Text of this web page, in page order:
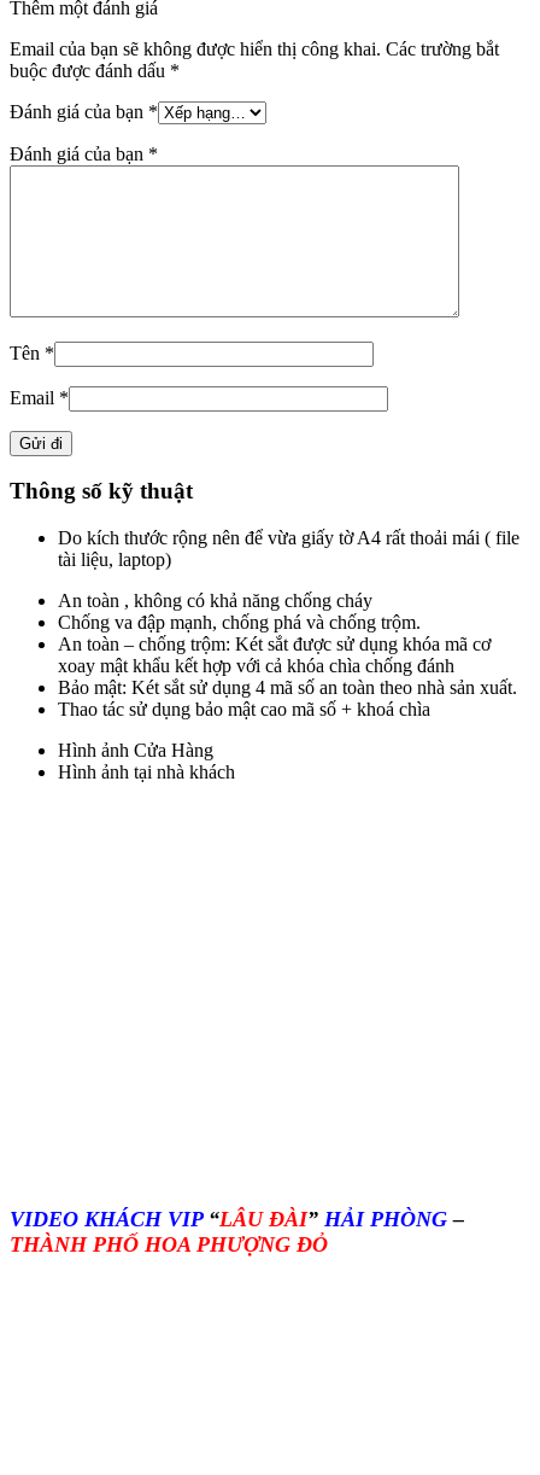
Thêm một đánh giá
Email của bạn sẽ không được hiển thị công khai. Các trường bắt
buộc được đánh dấu *
Đánh giá của bạn *
Đánh giá của bạn *
Tên *
Email *
Thông số kỹ thuật
Do kích thước rộng nên để vừa giấy tờ A4 rất thoải mái ( file
tài liệu, laptop)
An toàn , không có khả năng chống cháy
Chống va đập mạnh, chống phá và chống trộm.
An toàn – chống trộm: Két sắt được sử dụng khóa mã cơ
xoay mật khẩu kết hợp với cả khóa chìa chống đánh
Bảo mật: Két sắt sử dụng 4 mã số an toàn theo nhà sản xuất.
Thao tác sử dụng bảo mật cao mã số + khoá chìa
Hình ảnh Cửa Hàng
Hình ảnh tại nhà khách
VIDEO KHÁCH VIP“LÂU ĐÀI” HẢI PHÒNG –
THÀNH PHỐ HOA PHƯỢNG ĐỎ